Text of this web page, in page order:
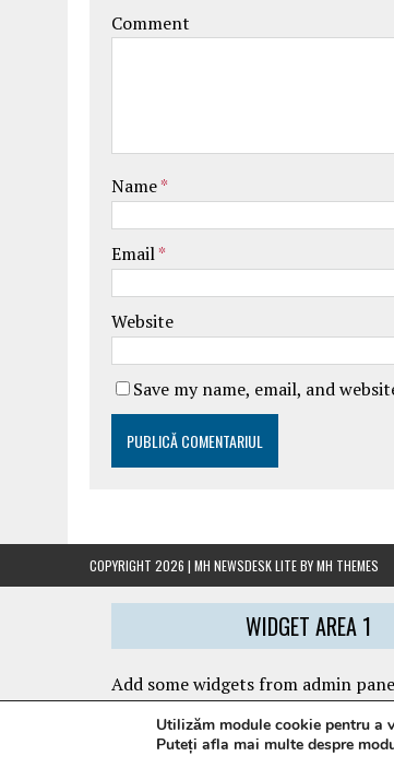
Comment
Name*
Email*
Website
Save my name, email, and
COPYRIGHT 2026 | MH NEWSDESK LITE BYMH THEMES
Utilizăm module cookie pentru a
Puteți afla mai multe despre
WIDGET AREA 1
Add some widgets from admin